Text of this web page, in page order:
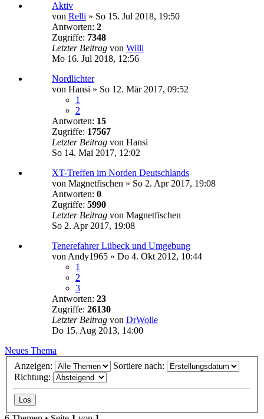
Aktiv
von Relli » So 15. Jul 2018, 19:50
Antworten: 2
Zugriffe: 7348
Letzter Beitrag von Willi
Mo 16. Jul 2018, 12:56
Nordlichter
von Hansi » So 12. Mär 2017, 09:52
1
2
Antworten: 15
Zugriffe: 17567
Letzter Beitrag von Hansi
So 14. Mai 2017, 12:02
XT-Treffen im Norden Deutschlands
von Magnetfischen » So 2. Apr 2017, 19:08
Antworten: 0
Zugriffe: 5990
Letzter Beitrag von Magnetfischen
So 2. Apr 2017, 19:08
Tenerefahrer Lübeck und Umgebung
von Andy1965 » Do 4. Okt 2012, 10:44
1
2
3
Antworten: 23
Zugriffe: 26130
Letzter Beitrag von DrWolle
Do 15. Aug 2013, 14:00
Neues Thema
Anzeigen:
Sortiere nach:
Richtung: